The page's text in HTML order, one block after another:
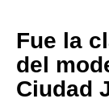
Fue la
del
Ciudad